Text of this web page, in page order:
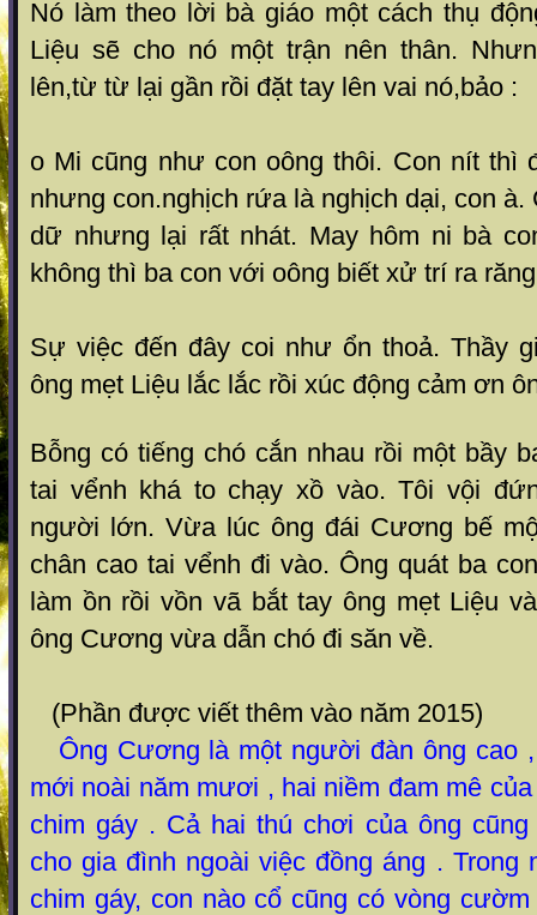
Nó làm theo lời bà giáo một cách thụ
Liệu sẽ cho nó một trận nên thân.
lên,từ từ lại gần rồi đặt tay lên vai nó,bảo :
o Mi cũng như con oông thôi. Con nít thì
nhưng con.nghịch rứa là nghịch dại, con à.
dữ nhưng lại rất nhát. May hôm ni bà
không thì ba con với oông biết xử trí ra
Sự việc đến đây coi như ổn thoả. Thầy
ông mẹt Liệu lắc lắc rồi xúc động cảm ơn
Bỗng có tiếng chó cắn nhau rồi một bầy
tai vểnh khá to chạy xồ vào. Tôi vội
người lớn. Vừa lúc ông đái Cương bế
chân cao tai vểnh đi vào. Ông quát ba
làm ồn rồi vồn vã bắt tay ông mẹt Liệu
ông Cương vừa dẫn chó đi săn về.
(Phần được viết thêm vào năm 2015)
Ông Cương là một người đàn ông cao
mới noài năm mươi , hai niềm đam mê
chim gáy . Cả hai thú chơi của ông cũng
cho gia đình ngoài việc đồng áng . Trong
chim gáy, con nào cổ cũng có vòng